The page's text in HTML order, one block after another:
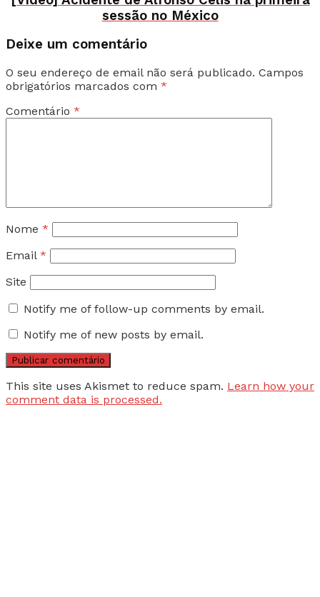
sessão no México
Deixe um comentário
O seu endereço de email não será publicado. Campos
obrigatórios marcados com *
Comentário *
Nome *
Email *
Site
Notify me of follow-up comments by email.
Notify me of new posts by email.
This site uses Akismet to reduce spam. Learn how your
comment data is processed.